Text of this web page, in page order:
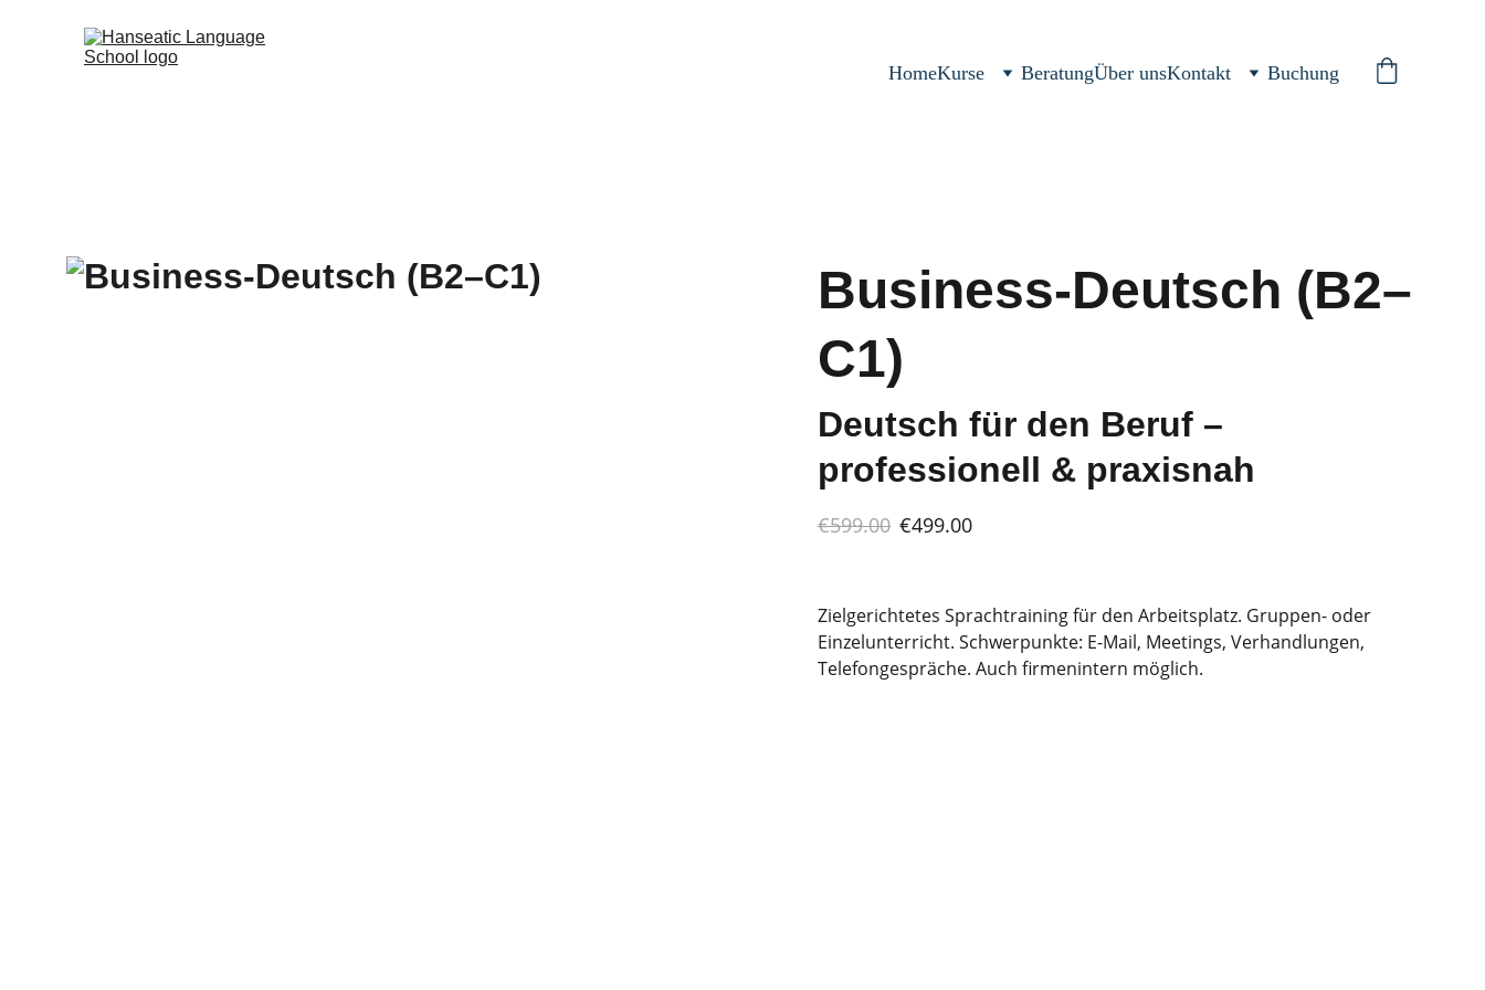
HomeKurse BeratungÜber unsKontakt Buchung
Business-Deutsch (B2–
C1)
Deutsch für den Beruf –
professionell & praxisnah
€599.00 €499.00
Zielgerichtetes Sprachtraining für den Arbeitsplatz. Gruppen- oder
Einzelunterricht. Schwerpunkte: E-Mail, Meetings, Verhandlungen,
Telefongespräche. Auch firmenintern möglich.